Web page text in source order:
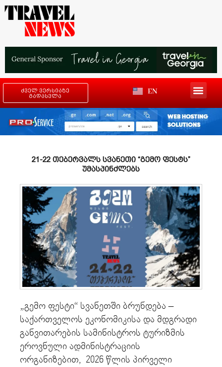
ძველ ვერსიაზე
გადასვლა
EN
21-22 თებერვალს სვანეთი “გემო ფესტს”
უმასპინძლებს
„გემო ფესტი“ სვანეთში ბრუნდება –
საქართველოს ეკონომიკისა და მდგრადი
განვითარების სამინისტროს ტურიზმის
ეროვნული ადმინისტრაციის
ორგანიზებით, 2026 წლის პირველი